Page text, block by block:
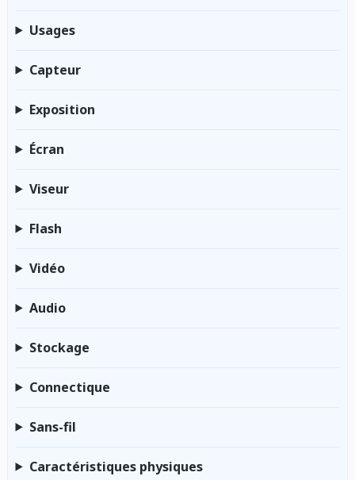
Usages
Capteur
Exposition
Écran
Viseur
Flash
Vidéo
Audio
Stockage
Connectique
Sans-fil
Caractéristiques physiques